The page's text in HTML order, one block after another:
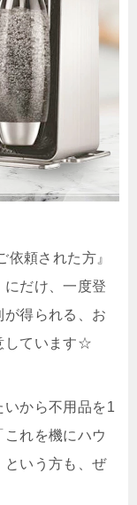
頼された方』
だけ、一度登
得られる、お
しています☆
いから不用品を1
れを機にハウ
という方も、ぜ